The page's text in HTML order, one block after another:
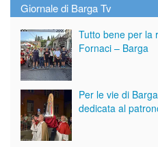
Giornale di Barga Tv
Tutto bene per la
Fornaci – Barga
Per le vie di
dedicata al